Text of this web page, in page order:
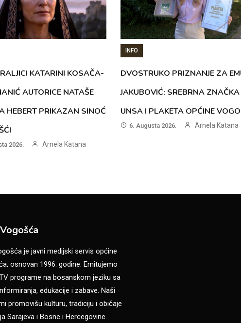
KATARINI KOSAČA-
AUTORICE NATAŠE
HEBERT PRIKAZAN SINOĆ
2026. Arnela Katana
INFO
DVOSTRUKO PRIZNANJE ZA
JAKUBOVIĆ: SREBRNA ZNAČKA
UNSA I PLAKETA OPĆINE
6. Augusta 2026. Arnela Katana
je javni medijski servis općine
osnovan 1996. godine. Emitujemo
programe na bosanskom jeziku sa
edukacije i zabave. Naši
promovišu kulturu, tradiciju i običaje
Sarajeva i Bosne i Hercegovine.